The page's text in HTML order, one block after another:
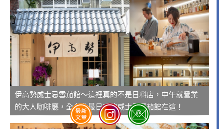
伊高勢威士忌雪茄館～這裡真的不是日料店，中午就營業
的大人咖啡廳，全台北最日式的威士忌雪茄館在這！